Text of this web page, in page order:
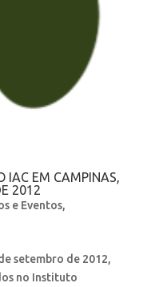
IAC EM CAMPINAS,
2012
e Eventos,
setembro de 2012,
no Instituto